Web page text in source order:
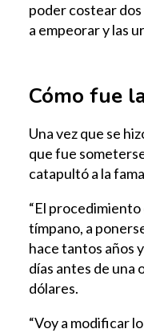
poder costear
a empeorar y las
Cómo fue
Una vez que se
que fue
catapultó a la
“El procedimiento
tímpano, a
hace tantos años
días antes de una
dólares.
“Voy a modificar